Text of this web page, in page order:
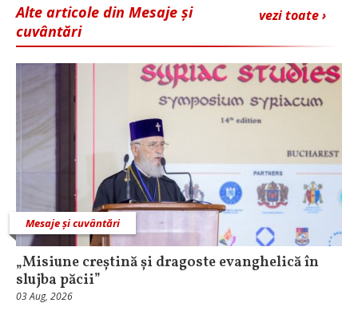
vezi toate ›
Alte articole din Mesaje și
cuvântări
Mesaje și cuvântări
„Misiune creștină și dragoste evanghelică în
slujba păcii”
03 Aug, 2026